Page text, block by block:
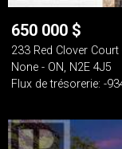
650 000 $
233 Red Clover Court
None - ON, N2E 4J5
Flux de trésorerie: -